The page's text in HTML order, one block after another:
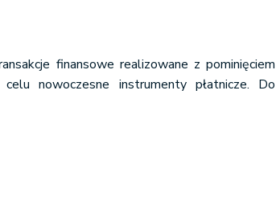
finansowe realizowane z pominięciem
nowoczesne instrumenty płatnicze. Do